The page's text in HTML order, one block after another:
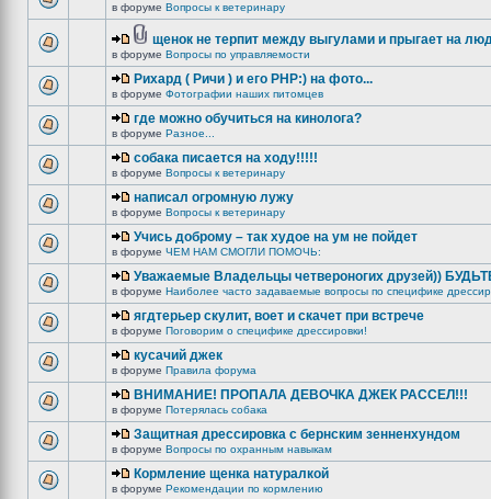
в форуме Вопросы к ветеринару
щенок не терпит между выгулами и прыгает на
в форуме Вопросы по управляемости
Рихард ( Ричи ) и его РНР:) на фото...
в форуме Фотографии наших питомцев
где можно обучиться на кинолога?
в форуме Разное...
собака писается на ходу!!!!!
в форуме Вопросы к ветеринару
написал огромную лужу
в форуме Вопросы к ветеринару
Учись доброму – так худое на ум не пойдет
в форуме ЧЕМ НАМ СМОГЛИ ПОМОЧЬ:
Уважаемые Владельцы четвероногих друзей))
в форуме Наиболее часто задаваемые вопросы по специфике
ягдтерьер скулит, воет и скачет при встрече
в форуме Поговорим о специфике дрессировки!
кусачий джек
в форуме Правила форума
ВНИМАНИЕ! ПРОПАЛА ДЕВОЧКА ДЖЕК РАССЕЛ!!!
в форуме Потерялась собака
Защитная дрессировка с бернским зенненхундом
в форуме Вопросы по охранным навыкам
Кормление щенка натуралкой
в форуме Рекомендации по кормлению